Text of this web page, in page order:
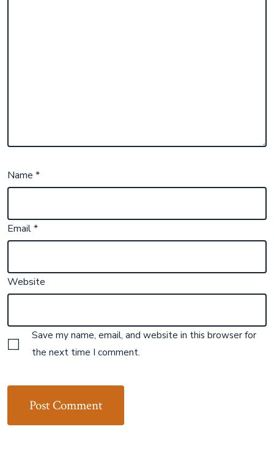
Name*
Email*
Website
Save my name, email, and website in this browser for
the next time I comment.